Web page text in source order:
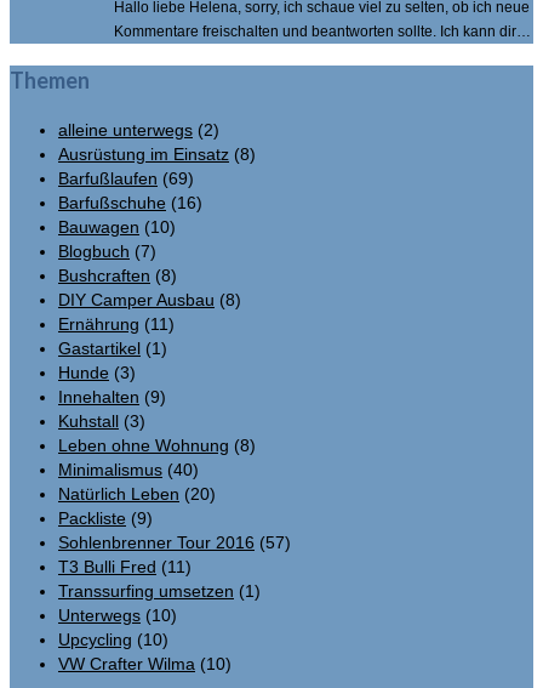
Hallo liebe Helena, sorry, ich schaue viel zu selten, ob ich neue
Kommentare freischalten und beantworten sollte. Ich kann dir…
Themen
alleine unterwegs (2)
Ausrüstung im Einsatz (8)
Barfußlaufen (69)
Barfußschuhe (16)
Bauwagen (10)
Blogbuch (7)
Bushcraften (8)
DIY Camper Ausbau (8)
Ernährung (11)
Gastartikel (1)
Hunde (3)
Innehalten (9)
Kuhstall (3)
Leben ohne Wohnung (8)
Minimalismus (40)
Natürlich Leben (20)
Packliste (9)
Sohlenbrenner Tour 2016 (57)
T3 Bulli Fred (11)
Transsurfing umsetzen (1)
Unterwegs (10)
Upcycling (10)
VW Crafter Wilma (10)